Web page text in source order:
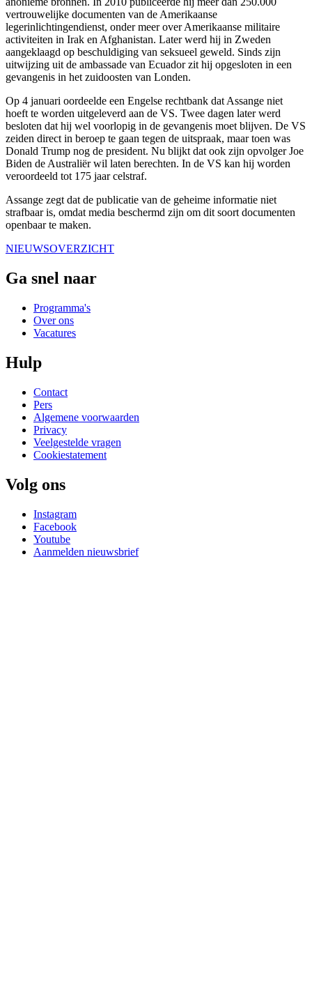
vertrouwelijke documenten van de Amerikaanse
legerinlichtingendienst, onder meer over Amerikaanse militaire
activiteiten in Irak en Afghanistan. Later werd hij in Zweden
aangeklaagd op beschuldiging van seksueel geweld. Sinds zijn
uitwijzing uit de ambassade van Ecuador zit hij opgesloten in een
gevangenis in het zuidoosten van Londen.
Op 4 januari oordeelde een Engelse rechtbank dat Assange niet
hoeft te worden uitgeleverd aan de VS. Twee dagen later werd
besloten dat hij wel voorlopig in de gevangenis moet blijven. De VS
zeiden direct in beroep te gaan tegen de uitspraak, maar toen was
Donald Trump nog de president. Nu blijkt dat ook zijn opvolger Joe
Biden de Australiër wil laten berechten. In de VS kan hij worden
veroordeeld tot 175 jaar celstraf.
Assange zegt dat de publicatie van de geheime informatie niet
strafbaar is, omdat media beschermd zijn om dit soort documenten
openbaar te maken.
NIEUWSOVERZICHT
Ga snel naar
Programma's
Over ons
Vacatures
Hulp
Contact
Pers
Algemene voorwaarden
Privacy
Veelgestelde vragen
Cookiestatement
Volg ons
Instagram
Facebook
Youtube
Aanmelden nieuwsbrief